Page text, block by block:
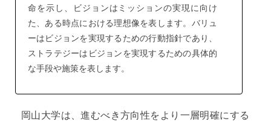
命を示し、ビジョンはミッションの実現に向け
た、ある時点における理想像を表します。バリュ
ーはビジョンを実現するための行動指針であり、
ストラテジーはビジョンを実現するための具体的
な手段や施策を表します。
岡山大学は、進むべき方向性をより一層明確にする